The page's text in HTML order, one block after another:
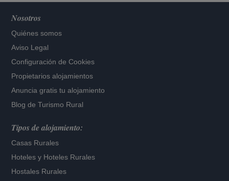
Nosotros
Quiénes somos
Aviso Legal
Configuración de Cookies
Propietarios alojamientos
Anuncia gratis tu alojamiento
Blog de Turismo Rural
Tipos de alojamiento:
Casas Rurales
Hoteles y Hoteles Rurales
Hostales Rurales